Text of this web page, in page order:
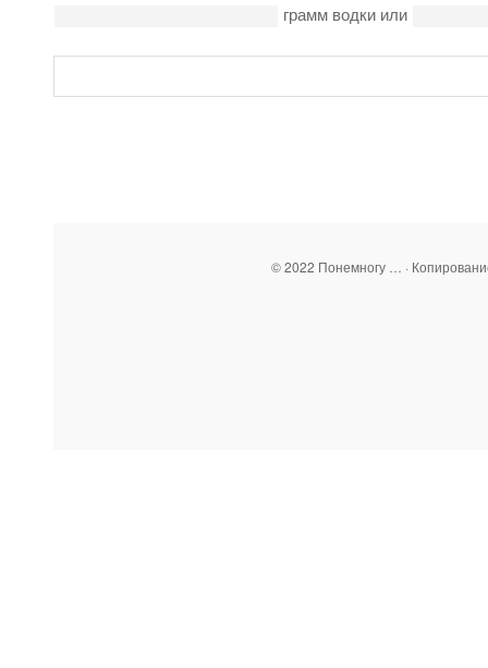
грамм водки или
© 2022 Понемногу … ·